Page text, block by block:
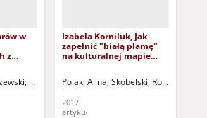
w
z
Wojciech (1960- ) - red.
Izabela Korniluk, Jak
zapełnić "białą plamę"
na kulturalnej mapie
Polak, Alina Skobelski, Robert
2017
artykuł